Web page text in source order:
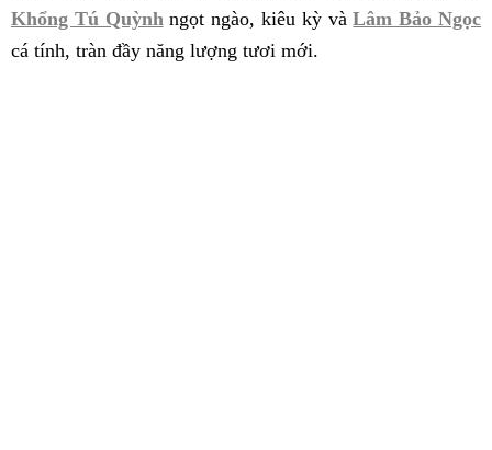
Khổng Tú Quỳnhngọt ngào, kiêu kỳ vàLâm Bảo Ngọc
cá tính, tràn đầy năng lượng tươi mới.